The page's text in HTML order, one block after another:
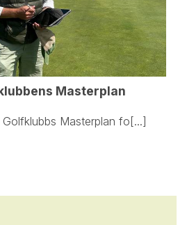
Masterplan
Masterplan fo[...]